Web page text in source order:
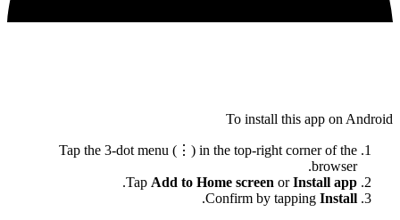
To install this app on Android
Tap the 3-dot menu (⋮) in the top-right corner of the
browser.
Tap Add to Home screen orInstall app
.
Confirm by tapping Install
.